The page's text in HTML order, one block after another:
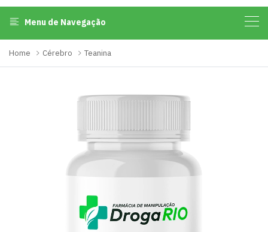
Menu de Navegação
Home Cérebro Teanina